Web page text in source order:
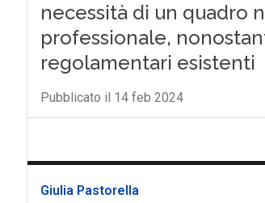
necessità di un quadro
professionale,
regolamentari esistenti
Pubblicato il 14 feb 2024
Giulia Pastorella